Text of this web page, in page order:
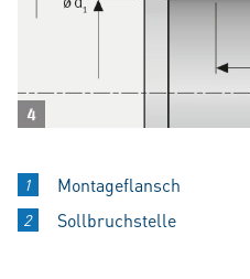
Montageflansch
Sollbruchstelle